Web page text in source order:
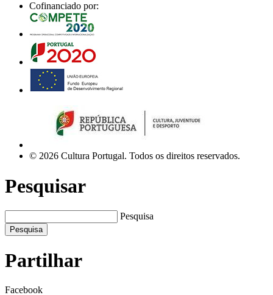
Cofinanciado por:
© 2026 Cultura Portugal. Todos os direitos reservados.
Pesquisar
Pesquisa
Pesquisa
Partilhar
Facebook